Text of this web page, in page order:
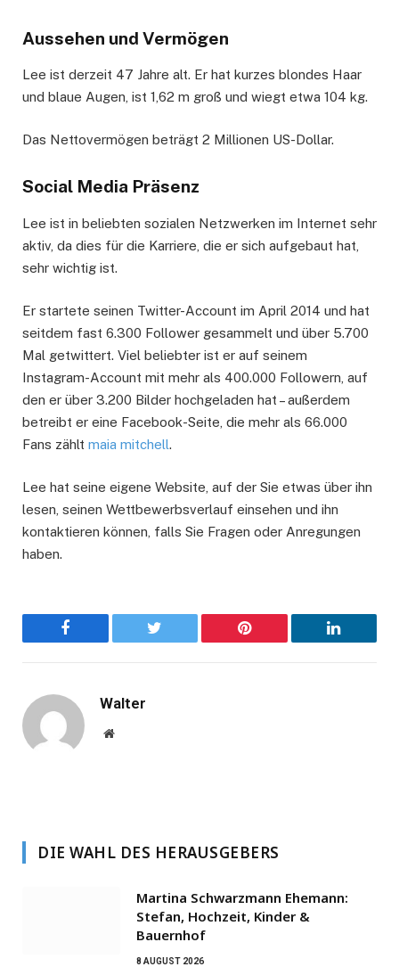
Aussehen und Vermögen
Lee ist derzeit 47 Jahre alt. Er hat kurzes blondes Haar
und blaue Augen, ist 1,62 m groß und wiegt etwa 104 kg.
Das Nettovermögen beträgt 2 Millionen US-Dollar.
Social Media Präsenz
Lee ist in beliebten sozialen Netzwerken im Internet sehr
aktiv, da dies für die Karriere, die er sich aufgebaut hat,
sehr wichtig ist.
Er startete seinen Twitter-Account im April 2014 und hat
seitdem fast 6.300 Follower gesammelt und über 5.700
Mal getwittert. Viel beliebter ist er auf seinem
Instagram-Account mit mehr als 400.000 Followern, auf
den er über 3.200 Bilder hochgeladen hat – außerdem
betreibt er eine Facebook-Seite, die mehr als 66.000
Fans zählt maia mitchell.
Lee hat seine eigene Website, auf der Sie etwas über ihn
lesen, seinen Wettbewerbsverlauf einsehen und ihn
kontaktieren können, falls Sie Fragen oder Anregungen
haben.
Facebook Twitter Pinterest LinkedIn
Walter
Website
DIE WAHL DES HERAUSGEBERS
Martina Schwarzmann Ehemann:
Stefan, Hochzeit, Kinder &
Bauernhof
8 AUGUST 2026